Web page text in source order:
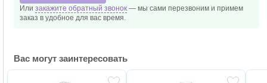
Или закажите обратный звонок — мы сами перезвоним и примем
заказ в удобное для вас время.
Вас могут заинтересовать